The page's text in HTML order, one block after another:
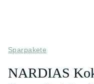
Sparpakete
NARDIAS